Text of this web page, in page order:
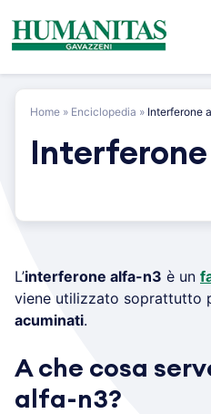
content
Home » Enciclopedia » Interferone
L’interferone alfa-n3 è un
viene utilizzato soprattutto
acuminati.
A che cosa
alfa-n3?